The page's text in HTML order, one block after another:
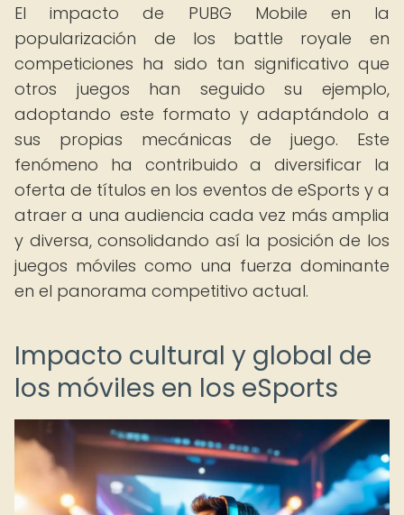
El impacto de PUBG Mobile en la
popularización de los battle royale en
competiciones ha sido tan significativo que
otros juegos han seguido su ejemplo,
adoptando este formato y adaptándolo a
sus propias mecánicas de juego. Este
fenómeno ha contribuido a diversificar la
oferta de títulos en los eventos de eSports y a
atraer a una audiencia cada vez más amplia
y diversa, consolidando así la posición de los
juegos móviles como una fuerza dominante
en el panorama competitivo actual.
Impacto cultural y global de
los móviles en los eSports